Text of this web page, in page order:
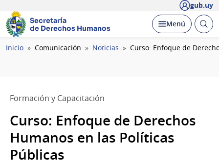
gub.uy
Secretaría
de Derechos Humanos
Desplegar
Menú Abrir
Ruta
Inicio Comunicación Noticias Curso: Enfoque de
Formación y Capacitación
Curso: Enfoque de Derechos
Humanos en las Políticas
Públicas